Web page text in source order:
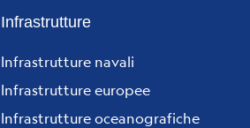
Infrastrutture
Infrastrutture navali
Infrastrutture europee
Infrastrutture oceanografiche